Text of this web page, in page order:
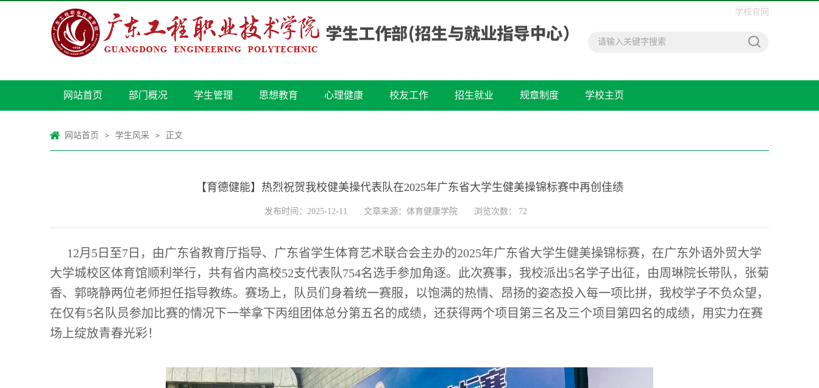
学校官网
网站首页 部门概况 学生管理 思想教育 心理健康 校友工作 招生就业 规章制度 学校主页
网站首页 > 学生风采 > 正文
【育德健能】热烈祝贺我校健美操代表队在2025年广东省大学生健美操锦标赛中再创佳绩
发布时间：2025-12-11 文章来源：体育健康学院 浏览次数： 72
12月5日至7日，由广东省教育厅指导、广东省学生体育艺术联合会主办的2025年广东省大学生健美操锦标赛，在广东外语外贸大学
大学城校区体育馆顺利举行，共有省内高校52支代表队754名选手参加角逐。此次赛事，我校派出5名学子出征，由周琳院长带队，张菊
香、郭晓静两位老师担任指导教练。赛场上，队员们身着统一赛服，以饱满的热情、昂扬的姿态投入每一项比拼，我校学子不负众望，
在仅有5名队员参加比赛的情况下一举拿下丙组团体总分第五名的成绩，还获得两个项目第三名及三个项目第四名的成绩，用实力在赛
场上绽放青春光彩！